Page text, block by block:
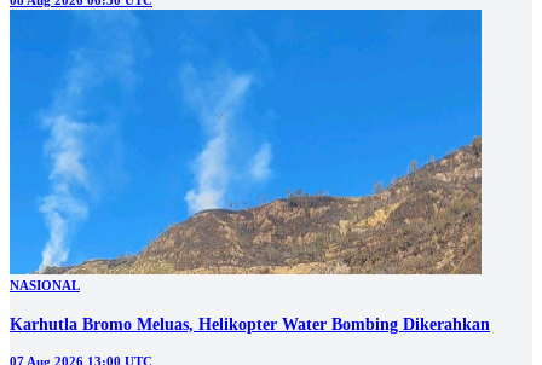
NASIONAL
Karhutla Bromo Meluas, Helikopter Water Bombing Dikerahkan
07 Aug 2026 13:00 UTC